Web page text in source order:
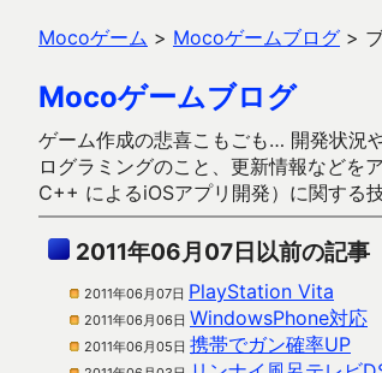
Mocoゲーム > Mocoゲームブログ >
Mocoゲームブログ
ゲーム作成の悲喜こもごも… 開発状況
ログラミングのこと、更新情報など
C++ によるiOSアプリ開発）に関する
2011年06月07日以前の記事
2011年06月07日 PlayStation Vita
2011年06月06日 WindowsPhone対応
2011年06月05日 携帯でガン確率UP